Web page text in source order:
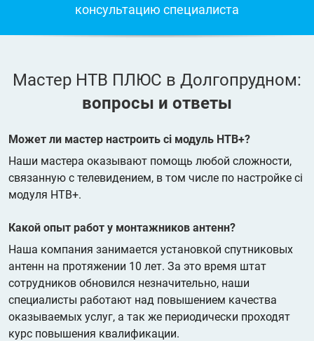
консультацию специалиста
Мастер НТВ ПЛЮС в Долгопрудном:
вопросы и ответы
Может ли мастер настроить ci модуль НТВ+?
Наши мастера оказывают помощь любой сложности,
связанную с телевидением, в том числе по настройке ci
модуля НТВ+.
Какой опыт работ у монтажников антенн?
Наша компания занимается установкой спутниковых
антенн на протяжении 10 лет. За это время штат
сотрудников обновился незначительно, наши
специалисты работают над повышением качества
оказываемых услуг, а так же периодически проходят
курс повышения квалификации.